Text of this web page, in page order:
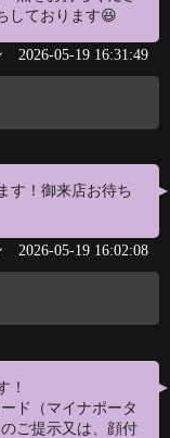
しております😆
2026-05-19 16:31:49
す！御来店お待ち
2026-05-19 16:02:08
！
ド（マイナポータ
ご提示又は、顔付